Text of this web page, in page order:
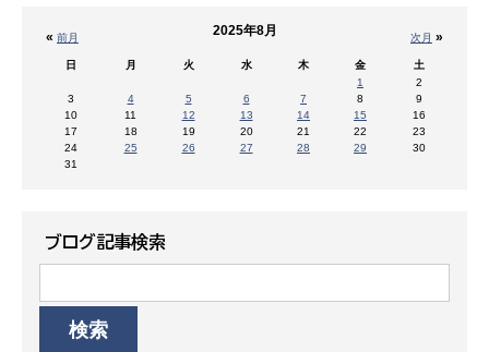
« 前月 次月 »
2025年8月
日 月 火 水 木 金
土
1
2
3
4 5 6 7 8
9
10
11 12 13 14 15
16
17
18 19 20 21 22
23
24
25 26 27 28 29
30
31
ブログ記事検索